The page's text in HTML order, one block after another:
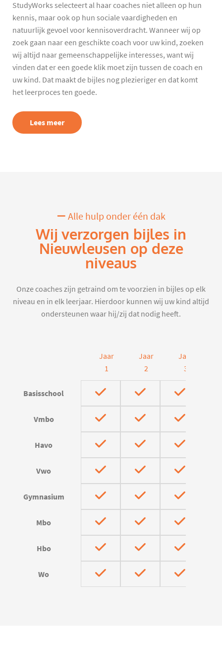
StudyWorks selecteert al haar coaches niet alleen op hun
kennis, maar ook op hun sociale vaardigheden en
natuurlijk gevoel voor kennisoverdracht. Wanneer wij op
zoek gaan naar een geschikte coach voor uw kind, zoeken
wij altijd naar gemeenschappelijke interesses, want wij
vinden dat er een goede klik moet zijn tussen de coach en
uw kind. Dat maakt de bijles nog plezieriger en dat komt
het leerproces ten goede.
Lees meer
Alle hulp onder één dak
Wij verzorgen bijles in
Nieuwleusen op deze
niveaus
Onze coaches zijn getraind om te voorzien in bijles op elk
niveau en in elk leerjaar. Hierdoor kunnen wij uw kind altijd
ondersteunen waar hij/zij dat nodig heeft.
Jaar
1
Jaar
2
Jaar
3
Basisschool
Vmbo
Havo
Vwo
Gymnasium
Mbo
Hbo
Wo